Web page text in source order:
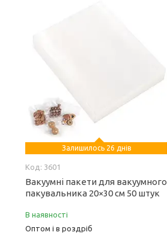
Залишилось 26 днів
3601
Вакуумні пакети для вакуумного
пакувальника 20×30 см 50 штук
В наявності
Оптом і в роздріб